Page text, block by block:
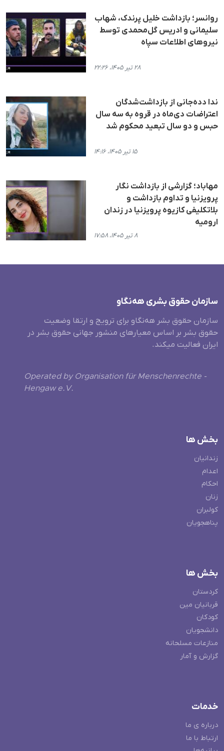
روانسر؛ بازداشت خلیل پرندک، شهاب
سلیمانی و ادریس گل‌محمدی توسط
نیروهای اطلاعات سپاه
۲۸ تیر ۱۴۰۵، ۲۲:۲۶
ندا دده‌جانی از بازداشت‌شدگان
اعتراضات دی‌ماه در قروه به سه سال
حبس و دو سال تبعید محکوم شد
۱۵ تیر ۱۴۰۵، ۱۴:۱۶
مهاباد؛ گزارشی از بازداشت نگار
پرویزنیا و تداوم بازداشت و
بلاتکلیفی کازیوه پرویزنیا در زندان
ارومیه
۸ تیر ۱۴۰۵، ۱۷:۵۸
سازمان حقوق بشری هەنگاو
سازمان حقوق بشر هه‌نگاو برای ترویج و ارتقا وضعیت
حقوق بشر بر اساس معیارهای منشور جهانی حقوق بشر در
ایران فعالیت میکند.
Operated by Organisation für Menschenrechte -
Hengaw e.V.
بخش ها
زندانیان
اعدام
احکام
زنان
کولبران
پناهجویان
بخش ها
کردستان
قربانیان مین
کودکان
دانشجویان
منازعات مسلحانه
گزارش و آمار
خدمات
درباره ی ما
ارتباط با ما